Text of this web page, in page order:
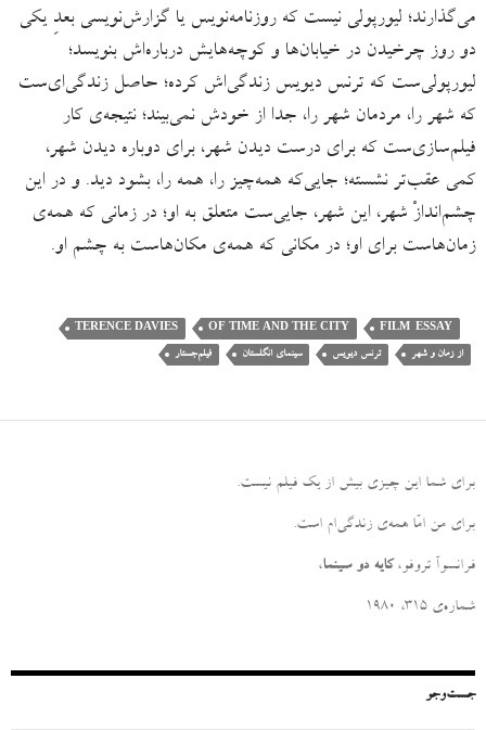
می‌گذارند؛ لیورپولی نیست که روزنامه‌نویس یا گزارش‌نویسی بعدِ یکی
دو روز چرخیدن در خیابان‌ها و کوچه‌هایش درباره‌اش بنویسد؛
لیورپولی‌ست که ترنس دیویس زندگی‌اش کرده؛ حاصل زندگی‌ای‌ست
که شهر را، مردمان شهر را، جدا از خودش نمی‌بیند؛ نتیجه‌ی کار
فیلم‌سازی‌ست که برای درست دیدن شهر، برای دوباره دیدن شهر،
کمی عقب‌تر نشسته؛ جایی‌که همه‌چیز را، همه را، بشود دید. و در این
چشم‌اندازْ شهر، این شهر، جایی‌ست متعلق به او؛ در زمانی که همه‌ی
زمان‌هاست برای او؛ در مکانی که همه‌ی مکان‌هاست به چشم او.
FILM-ESSAY
OF TIME AND THE CITY
TERENCE DAVIES
از زمان و شهر ترنس دیویس سینمای انگلستان فیلم‌جستار
برای شما این چیزی بیش از یک فیلم نیست.
برای من امّا همه‌ی زندگی‌ام است.
فرانسوآ تروفو، کایه دو سینما،
شماره‌ی ۳۱۵، ۱۹۸۰
جست‌وجو